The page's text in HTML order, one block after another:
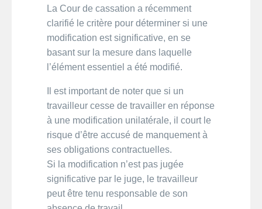
La Cour de cassation a récemment
clarifié le critère pour déterminer si une
modification est significative, en se
basant sur la mesure dans laquelle
l’élément essentiel a été modifié.
Il est important de noter que si un
travailleur cesse de travailler en réponse
à une modification unilatérale, il court le
risque d’être accusé de manquement à
ses obligations contractuelles.
Si la modification n’est pas jugée
significative par le juge, le travailleur
peut être tenu responsable de son